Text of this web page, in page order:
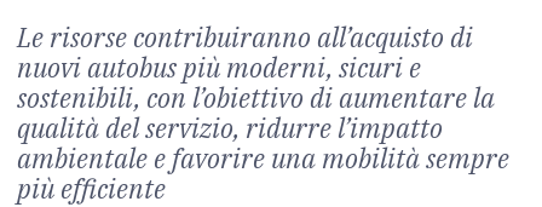
Le risorse contribuiranno all’acquisto di
nuovi autobus più moderni, sicuri e
sostenibili, con l’obiettivo di aumentare la
qualità del servizio, ridurre l’impatto
ambientale e favorire una mobilità sempre
più efficiente